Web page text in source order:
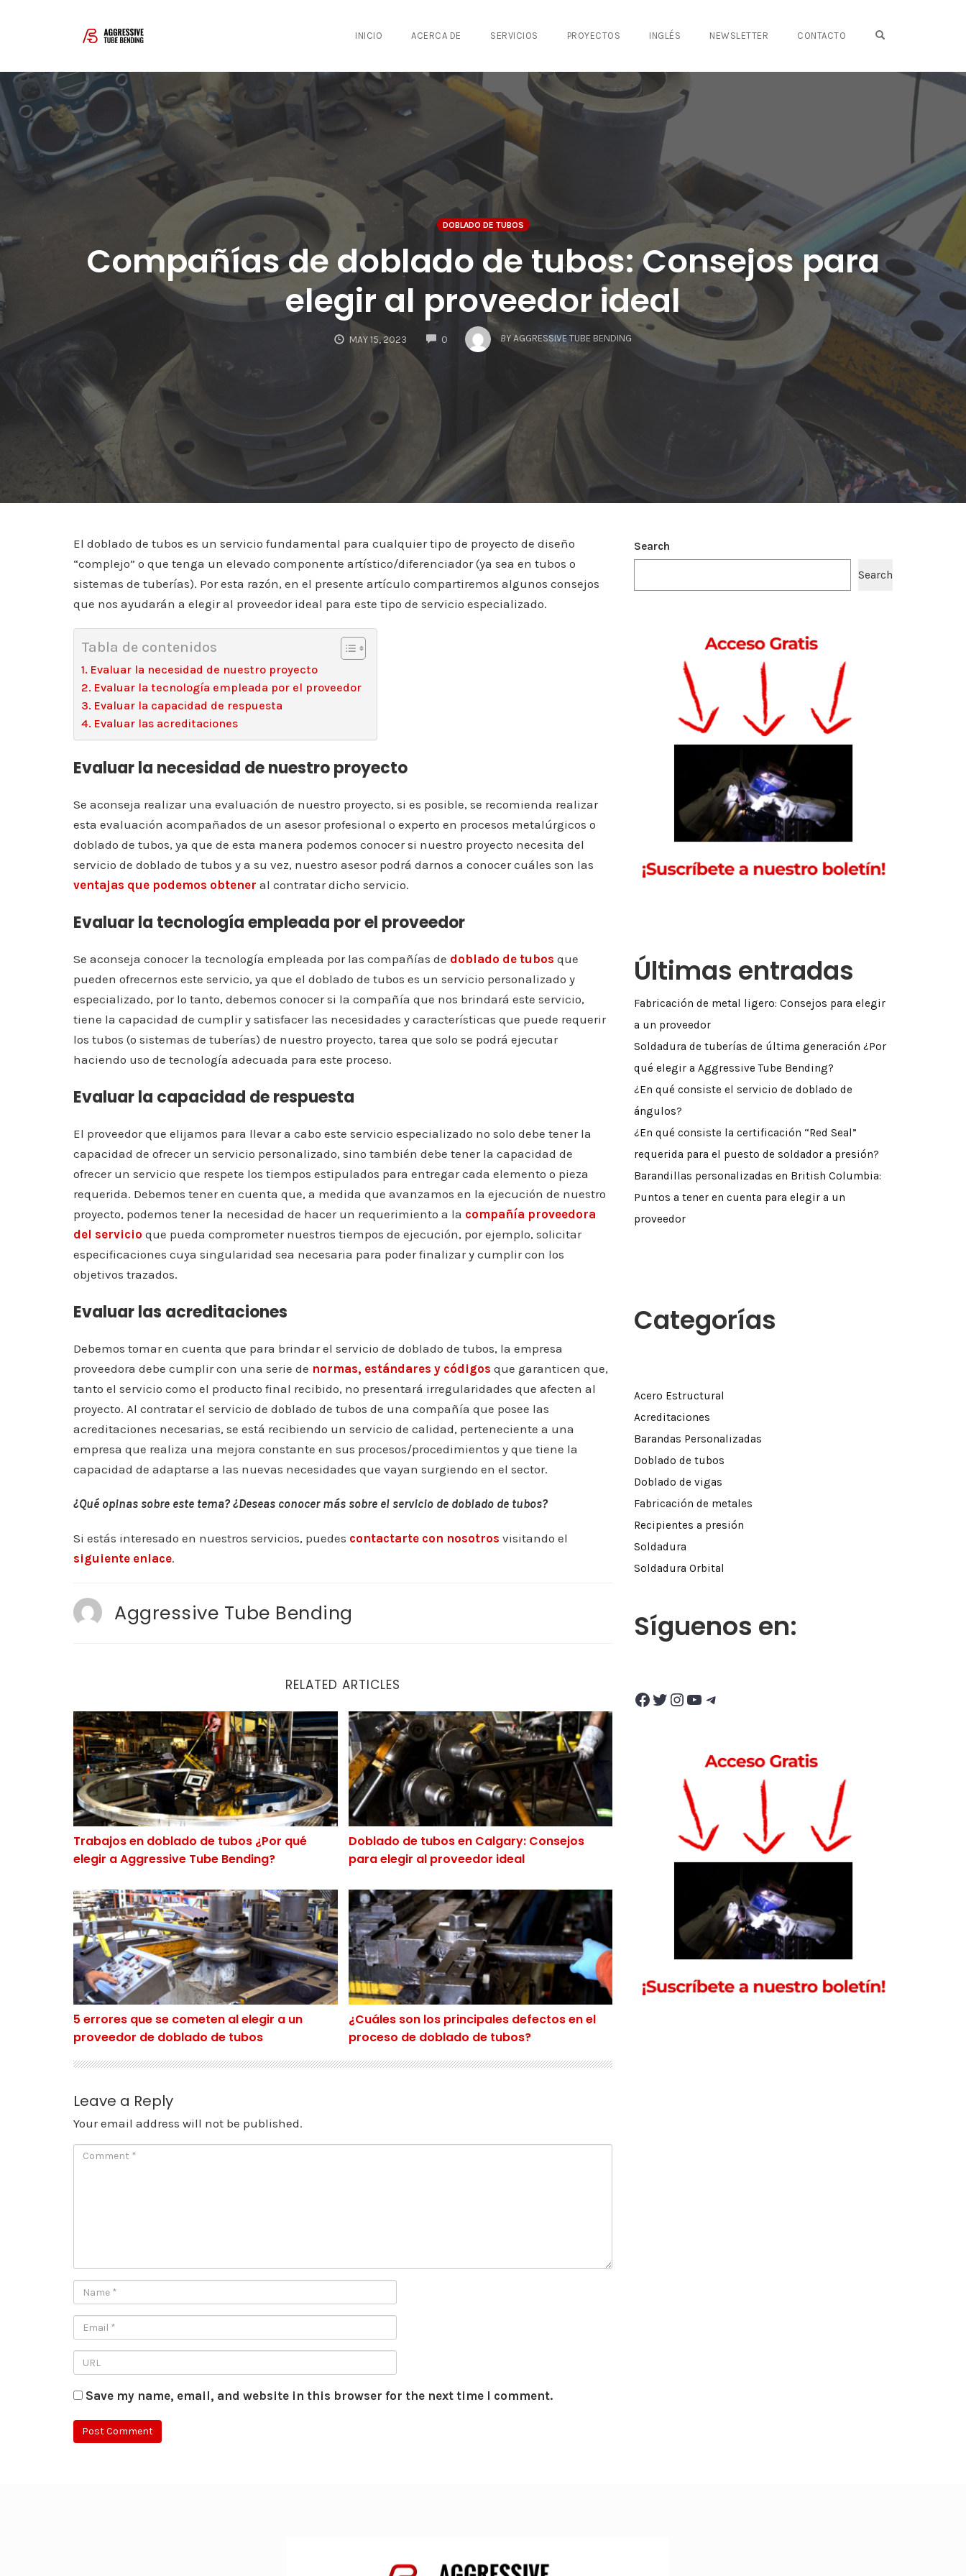
Skip
to
content
INICIO ACERCA DE SERVICIOS PROYECTOS INGLÉS NEWSLETTER CONTACTO
DOBLADO DE TUBOS
Compañías de doblado de tubos: Consejos para
elegir al proveedor ideal
MAY 15, 2023 0
COMMENTS
BY AGGRESSIVE TUBE BENDING
El doblado de tubos es un servicio fundamental para cualquier tipo de proyecto de diseño
“complejo” o que tenga un elevado componente artístico/diferenciador (ya sea en tubos o
sistemas de tuberías). Por esta razón, en el presente artículo compartiremos algunos consejos
que nos ayudarán a elegir al proveedor ideal para este tipo de servicio especializado.
Tabla de contenidos
Evaluar la necesidad de nuestro proyecto
Evaluar la tecnología empleada por el proveedor
Evaluar la capacidad de respuesta
Evaluar las acreditaciones
Evaluar la necesidad de nuestro proyecto
Se aconseja realizar una evaluación de nuestro proyecto, si es posible, se recomienda realizar
esta evaluación acompañados de un asesor profesional o experto en procesos metalúrgicos o
doblado de tubos, ya que de esta manera podemos conocer si nuestro proyecto necesita del
servicio de doblado de tubos y a su vez, nuestro asesor podrá darnos a conocer cuáles son las
ventajas que podemos obtener al contratar dicho servicio.
Evaluar la tecnología empleada por el proveedor
Se aconseja conocer la tecnología empleada por las compañías de doblado de tubos que
pueden ofrecernos este servicio, ya que el doblado de tubos es un servicio personalizado y
especializado, por lo tanto, debemos conocer si la compañía que nos brindará este servicio,
tiene la capacidad de cumplir y satisfacer las necesidades y características que puede requerir
los tubos (o sistemas de tuberías) de nuestro proyecto, tarea que solo se podrá ejecutar
haciendo uso de tecnología adecuada para este proceso.
Evaluar la capacidad de respuesta
El proveedor que elijamos para llevar a cabo este servicio especializado no solo debe tener la
capacidad de ofrecer un servicio personalizado, sino también debe tener la capacidad de
ofrecer un servicio que respete los tiempos estipulados para entregar cada elemento o pieza
requerida. Debemos tener en cuenta que, a medida que avanzamos en la ejecución de nuestro
proyecto, podemos tener la necesidad de hacer un requerimiento a la compañía proveedora
del servicio que pueda comprometer nuestros tiempos de ejecución, por ejemplo, solicitar
especificaciones cuya singularidad sea necesaria para poder finalizar y cumplir con los
objetivos trazados.
Evaluar las acreditaciones
Debemos tomar en cuenta que para brindar el servicio de doblado de tubos, la empresa
proveedora debe cumplir con una serie de normas, estándares y códigos que garanticen que,
tanto el servicio como el producto final recibido, no presentará irregularidades que afecten al
proyecto. Al contratar el servicio de doblado de tubos de una compañía que posee las
acreditaciones necesarias, se está recibiendo un servicio de calidad, perteneciente a una
empresa que realiza una mejora constante en sus procesos/procedimientos y que tiene la
capacidad de adaptarse a las nuevas necesidades que vayan surgiendo en el sector.
¿Qué opinas sobre este tema? ¿Deseas conocer más sobre el servicio de doblado de tubos?
Si estás interesado en nuestros servicios, puedes contactarte con nosotros visitando el
siguiente enlace.
Aggressive Tube Bending
RELATED ARTICLES
Trabajos en doblado de tubos ¿Por qué elegir a Aggressive Tube Bending?
Trabajos en doblado de tubos ¿Por qué
elegir a Aggressive Tube Bending?
Doblado de tubos en Calgary: Consejos para elegir al proveedor ideal
Doblado de tubos en Calgary: Consejos
para elegir al proveedor ideal
5 errores que se cometen al elegir a un proveedor de doblado de tubos
5 errores que se cometen al elegir a un
proveedor de doblado de tubos
¿Cuáles son los principales defectos en el proceso de doblado de tubos?
¿Cuáles son los principales defectos en el
proceso de doblado de tubos?
Leave a Reply
Your email address will not be published.
Save my name, email, and website in this browser for the next time I comment.
Search
Search
Últimas entradas
Fabricación de metal ligero: Consejos para elegir
a un proveedor
Soldadura de tuberías de última generación ¿Por
qué elegir a Aggressive Tube Bending?
¿En qué consiste el servicio de doblado de
ángulos?
¿En qué consiste la certificación “Red Seal”
requerida para el puesto de soldador a presión?
Barandillas personalizadas en British Columbia:
Puntos a tener en cuenta para elegir a un
proveedor
Categorías
Acero Estructural
Acreditaciones
Barandas Personalizadas
Doblado de tubos
Doblado de vigas
Fabricación de metales
Recipientes a presión
Soldadura
Soldadura Orbital
Síguenos en:
Facebook Twitter InstagramYouTube Telegram